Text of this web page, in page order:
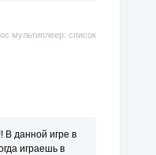
мультиплеер: список
В данной игре в
играешь в